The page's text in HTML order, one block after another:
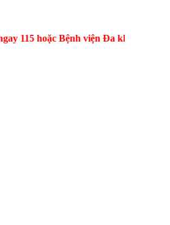
hoặc Bệnh viện Đa khoa Bình